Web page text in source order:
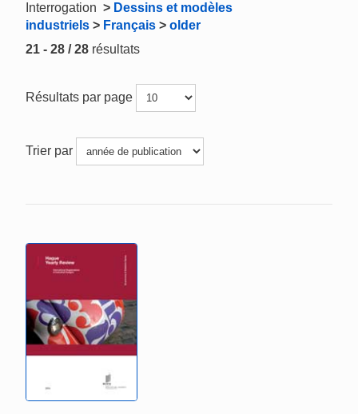
Interrogation > Dessins et modèles
industriels > Français > older
21 - 28 / 28 résultats
Résultats par page
Trier par